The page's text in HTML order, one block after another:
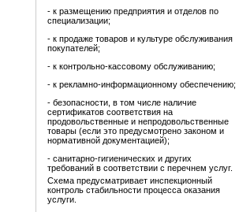
- к размещению предприятия и отделов по
специализации;
- к продаже товаров и культуре обслуживания
покупателей;
- к контрольно-кассовому обслуживанию;
- к рекламно-информационному обеспечению;
- безопасности, в том числе наличие
сертификатов соответствия на
продовольственные и непродовольственные
товары (если это предусмотрено законом и
нормативной документацией);
- санитарно-гигиенических и других
требований в соответствии с перечнем услуг.
Схема предусматривает инспекционный
контроль стабильности процесса оказания
услуги.